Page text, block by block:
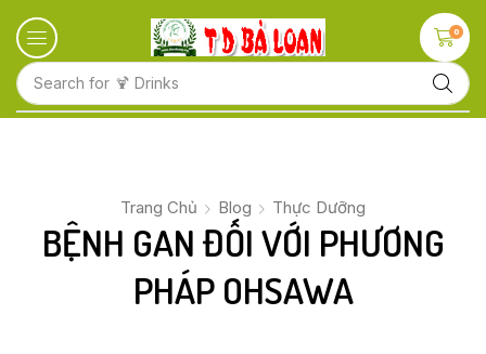
Search for 🍋 Fruits
0
Trang Chủ Blog Thực Dưỡng
BỆNH GAN ĐỐI VỚI PHƯƠNG
PHÁP OHSAWA